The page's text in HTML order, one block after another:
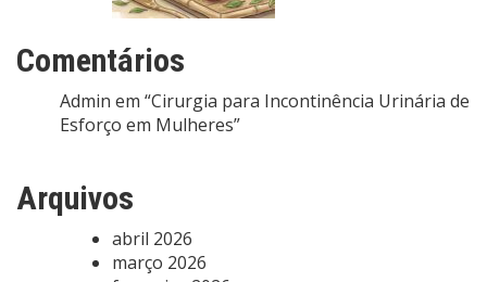
Comentários
Admin em “Cirurgia para Incontinência Urinária de
Esforço em Mulheres”
Arquivos
abril 2026
março 2026